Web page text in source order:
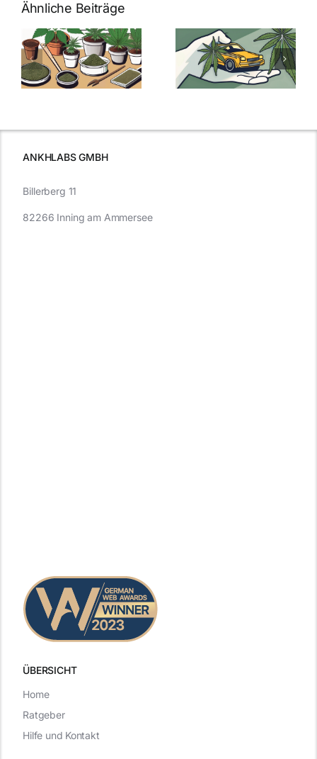
Ähnliche Beiträge
Neue THC-
Grenzwert-
Regelung:
Was Sie über
Cannabis und
müssen
Cannabis
Samen
kaufen: Alles
was Sie
ANKHLABS GMBH
ÜBERSICHT
Billerberg 11
82266 Inning am Ammersee
Home
Ratgeber
Hilfe und Kontakt